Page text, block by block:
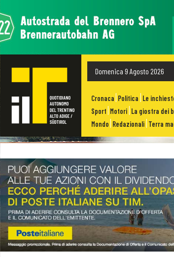
Domenica 9 Agosto 2026
Cronaca Politica Le
Sport Motori La giostra dei
Mondo Redazionali Terra